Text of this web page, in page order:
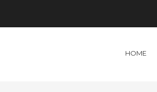
HOME